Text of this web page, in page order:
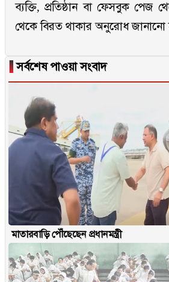
ব্যক্তি, প্রতিষ্ঠান বা ফেসবুক পেজ
থেকে বিরত থাকার অনুরোধ জানানো
▐সর্বশেষ পাওয়া সংবাদ
মাতারবাড়ি পৌঁছেছেন প্রধানমন্ত্রী